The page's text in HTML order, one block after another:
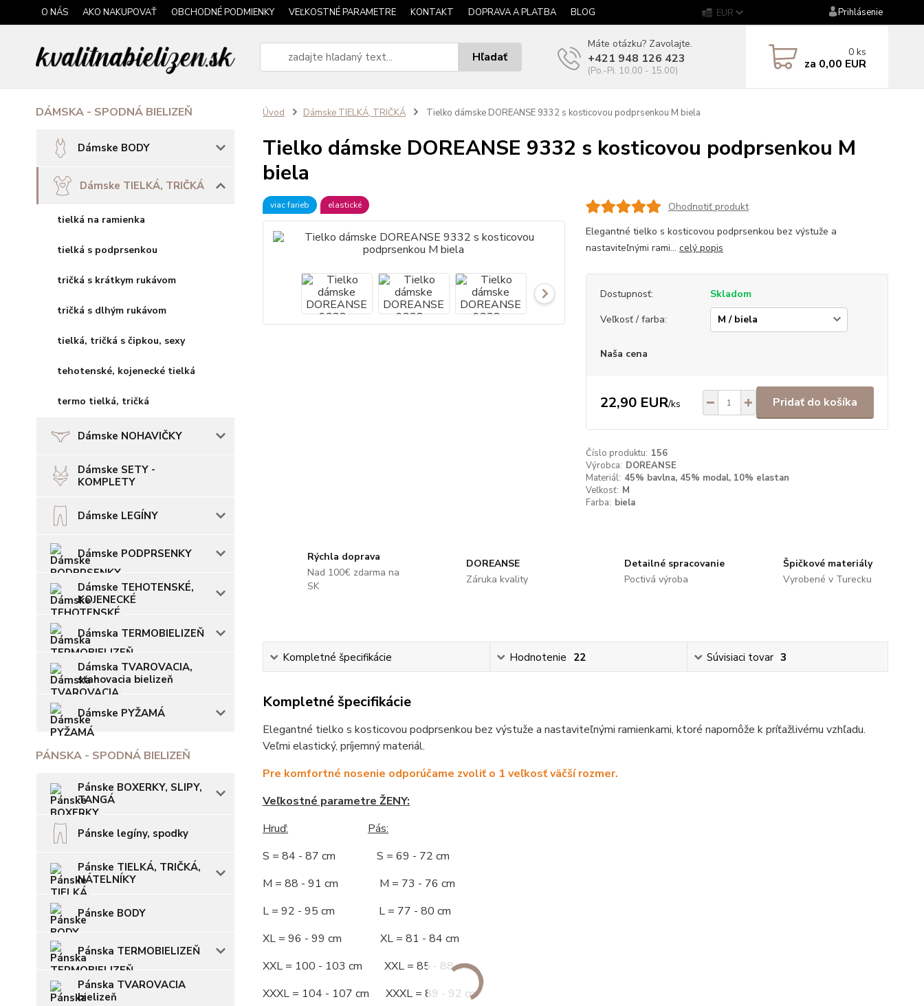
O NÁS AKO NAKUPOVAŤ OBCHODNÉ PODMIENKY VEĽKOSTNÉ PARAMETRE KONTAKT DOPRAVA A PLATBA BLOG EUR Prihlásenie
Hľadať
Máte otázku? Zavolajte.
+421 948 126 423
(Po.-Pi. 10.00 - 15.00)
0 ks
za 0,00 EUR
DÁMSKA - SPODNÁ BIELIZEŇ
Dámske BODY
Dámske TIELKÁ, TRIČKÁ
tielká na ramienka
tielká s podprsenkou
tričká s krátkym rukávom
tričká s dlhým rukávom
tielká, tričká s čipkou, sexy
tehotenské, kojenecké tielká
termo tielká, tričká
Dámske NOHAVIČKY
Dámske SETY -
KOMPLETY
Dámske LEGÍNY
Dámske PODPRSENKY
Dámske TEHOTENSKÉ,
KOJENECKÉ
Dámska TERMOBIELIZEŇ
Dámska TVAROVACIA,
sťahovacia bielizeň
Dámske PYŽAMÁ
PÁNSKA - SPODNÁ BIELIZEŇ
Pánske BOXERKY, SLIPY,
TANGÁ
Pánske legíny, spodky
Pánske TIELKÁ, TRIČKÁ,
NÁTELNÍKY
Pánske BODY
Pánska TERMOBIELIZEŇ
Pánska TVAROVACIA
bielizeň
Úvod Dámske TIELKÁ, TRIČKÁ Tielko dámske DOREANSE 9332 s kosticovou podprsenkou M biela
Tielko dámske DOREANSE 9332 s kosticovou podprsenkou M
biela
viac farieb elastické
Ohodnotiť produkt
Elegantné tielko s kosticovou podprsenkou bez výstuže a
nastaviteľnými rami... celý popis
Dostupnosť:
Skladom
Veľkosť / farba:
Naša cena
22,90 EUR/ks Pridať do košíka
Číslo produktu: 156
Výrobca: DOREANSE
Materiál: 45% bavlna, 45% modal, 10% elastan
Veľkosť: M
Farba: biela
Rýchla doprava
Nad 100€ zdarma na
SK
DOREANSE
Záruka kvality
Detailné spracovanie
Poctivá výroba
Špičkové materiály
Vyrobené v Turecku
Kompletné špecifikácie Hodnotenie 22 Súvisiaci tovar 3
Kompletné špecifikácie
Elegantné tielko s kosticovou podprsenkou bez výstuže a nastaviteľnými ramienkami, ktoré napomôže k príťažlivému vzhľadu.
Veľmi elastický, príjemný materiál.
Pre komfortné nosenie odporúčame zvoliť o 1 veľkosť väčší rozmer.
Veľkostné parametre ŽENY:
Hruď:
Pás:
S = 84 - 87 cm S = 69 - 72 cm
M = 88 - 91 cm M = 73 - 76 cm
L = 92 - 95 cm L = 77 - 80 cm
XL = 96 - 99 cm XL = 81 - 84 cm
XXL = 100 - 103 cm XXL = 85 - 88 cm
XXXL = 104 - 107 cm XXXL = 89 - 92 cm